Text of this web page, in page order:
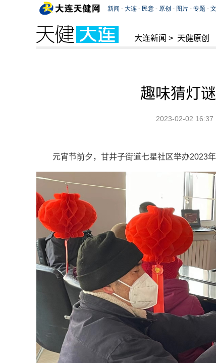
大连新闻 > 天健原创
趣味猜灯
2023-02-02 16:37
元宵节前夕，甘井子街道七星社区举办2023